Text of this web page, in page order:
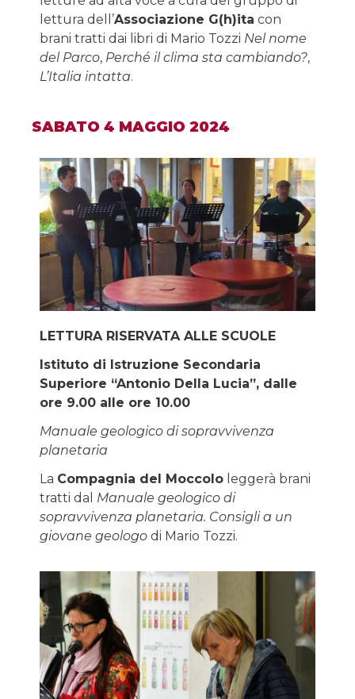
lettura dell’Associazione G(h)ita con
brani tratti dai libri di Mario Tozzi Nel nome
del Parco, Perché il clima sta cambiando?,
L’Italia intatta.
SABATO 4 MAGGIO 2024
LETTURA RISERVATA ALLE SCUOLE
Istituto di Istruzione Secondaria
Superiore “Antonio Della Lucia”, dalle
ore 9.00 alle ore 10.00
Manuale geologico di sopravvivenza
planetaria
La Compagnia del Moccolo leggerà brani
tratti dal Manuale geologico di
sopravvivenza planetaria. Consigli a un
giovane geologo di Mario Tozzi.